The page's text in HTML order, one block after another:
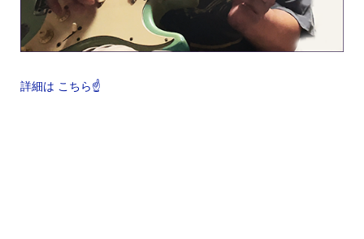
詳細は こちら☝️